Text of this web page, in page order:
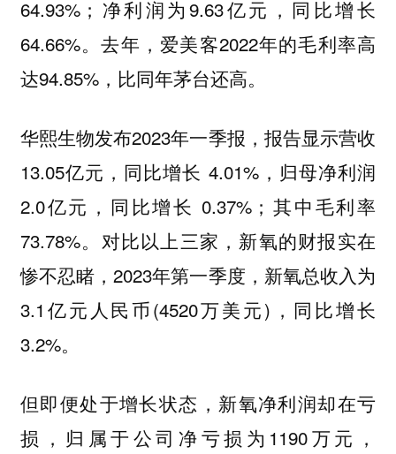
64.93%；净利润为9.63亿元，同比增长
64.66%。去年，爱美客2022年的毛利率高
达94.85%，比同年茅台还高。
华熙生物发布2023年一季报，报告显示营收
13.05亿元，同比增长 4.01%，归母净利润
2.0亿元，同比增长 0.37%；其中毛利率
73.78%。对比以上三家，新氧的财报实在
惨不忍睹，2023年第一季度，新氧总收入为
3.1亿元人民币(4520万美元)，同比增长
3.2%。
但即便处于增长状态，新氧净利润却在亏
损，归属于公司净亏损为1190万元，